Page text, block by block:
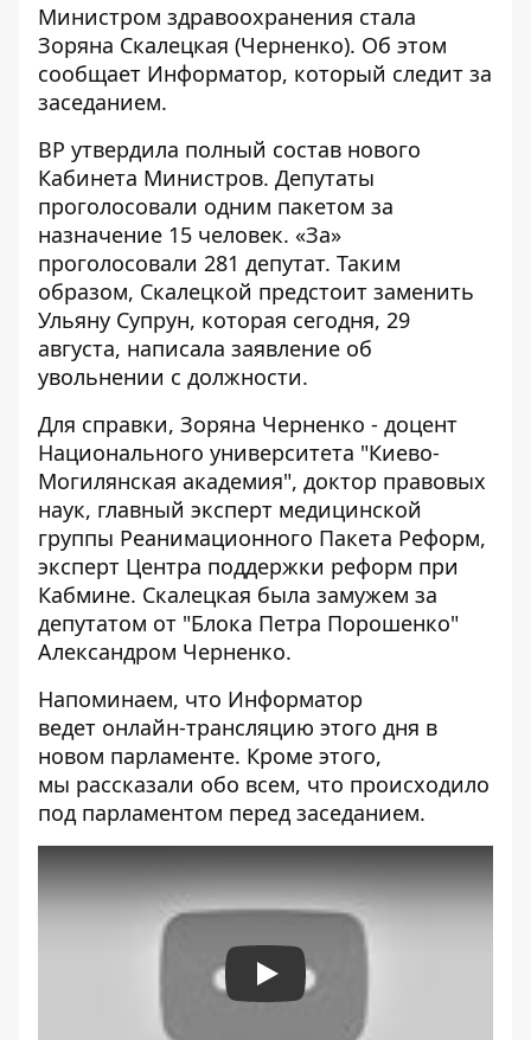
Министром здравоохранения стала
Зоряна Скалецкая (Черненко). Об этом
сообщает Информатор, который следит за
заседанием.
ВР утвердила полный состав нового
Кабинета Министров. Депутаты
проголосовали одним пакетом за
назначение 15 человек. «За»
проголосовали 281 депутат. Таким
образом, Скалецкой предстоит заменить
Ульяну Супрун, которая сегодня, 29
августа, написала заявление об
увольнении с должности.
Для справки, Зоряна Черненко - доцент
Национального университета "Киево-
Могилянская академия", доктор правовых
наук, главный эксперт медицинской
группы Реанимационного Пакета Реформ,
эксперт Центра поддержки реформ при
Кабмине. Скалецкая была замужем за
депутатом от "Блока Петра Порошенко"
Александром Черненко.
Напоминаем, что Информатор
ведет онлайн-трансляцию этого дня в
новом парламенте. Кроме этого,
мы рассказали обо всем, что происходило
под парламентом перед заседанием.
Play